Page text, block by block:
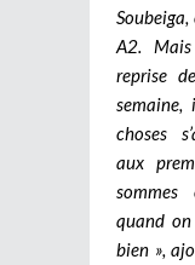
A2.
reprise
semaine,
choses
aux
quand
bien »,